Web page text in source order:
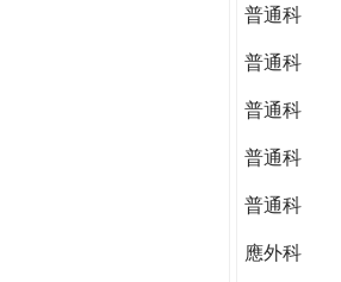
普通科
普通科
普通科
普通科
普通科
應外科